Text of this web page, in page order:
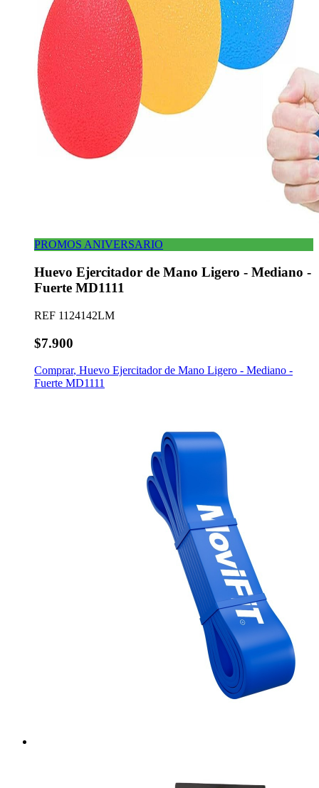
PROMOS ANIVERSARIO
Huevo Ejercitador de Mano Ligero - Mediano -
Fuerte MD1111
REF 1124142LM
$7.900
Comprar, Huevo Ejercitador de Mano Ligero - Mediano -
Fuerte MD1111